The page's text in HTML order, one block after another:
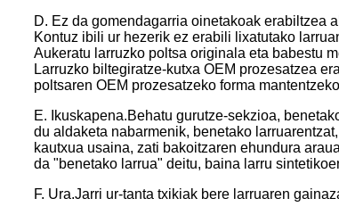
D. Ez da gomendagarria oinetakoak erabiltzea
Kontuz ibili ur hezerik ez erabili lixatutako
Aukeratu larruzko poltsa originala eta babestu
Larruzko biltegiratze-kutxa OEM prozesatzea
poltsaren OEM prozesatzeko forma
E. Ikuskapena.Behatu gurutze-sekzioa,
du aldaketa nabarmenik, benetako
kautxua usaina, zati bakoitzaren ehundura
da "benetako larrua" deitu, baina larru
F. Ura.Jarri ur-tanta txikiak bere larruaren